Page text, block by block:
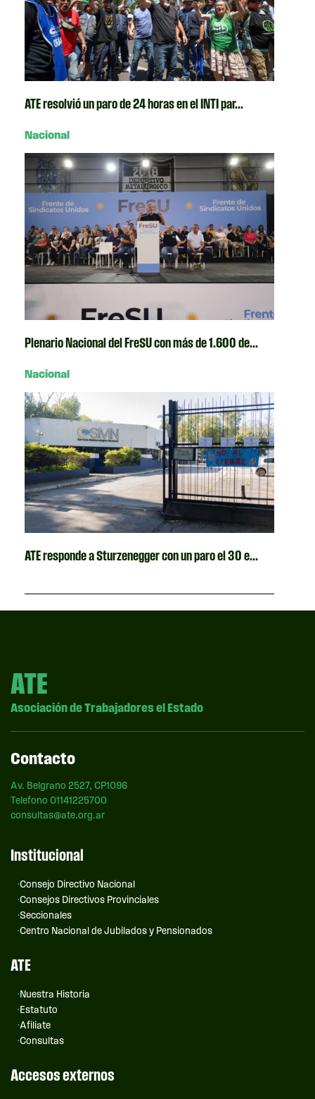
ATE resolvió un paro de 24 horas en el INTI par...
Nacional
Plenario Nacional del FreSU con más de 1.600 de...
Nacional
ATE responde a Sturzenegger con un paro el 30 e...
ATE
Asociación de Trabajadores el Estado
Contacto
Av. Belgrano 2527, CP1096
Telefono 01141225700
consultas@ate.org.ar
Institucional
Consejo Directivo Nacional
Consejos Directivos Provinciales
Seccionales
Centro Nacional de Jubilados y Pensionados
ATE
Nuestra Historia
Estatuto
Afiliate
Consultas
Accesos externos